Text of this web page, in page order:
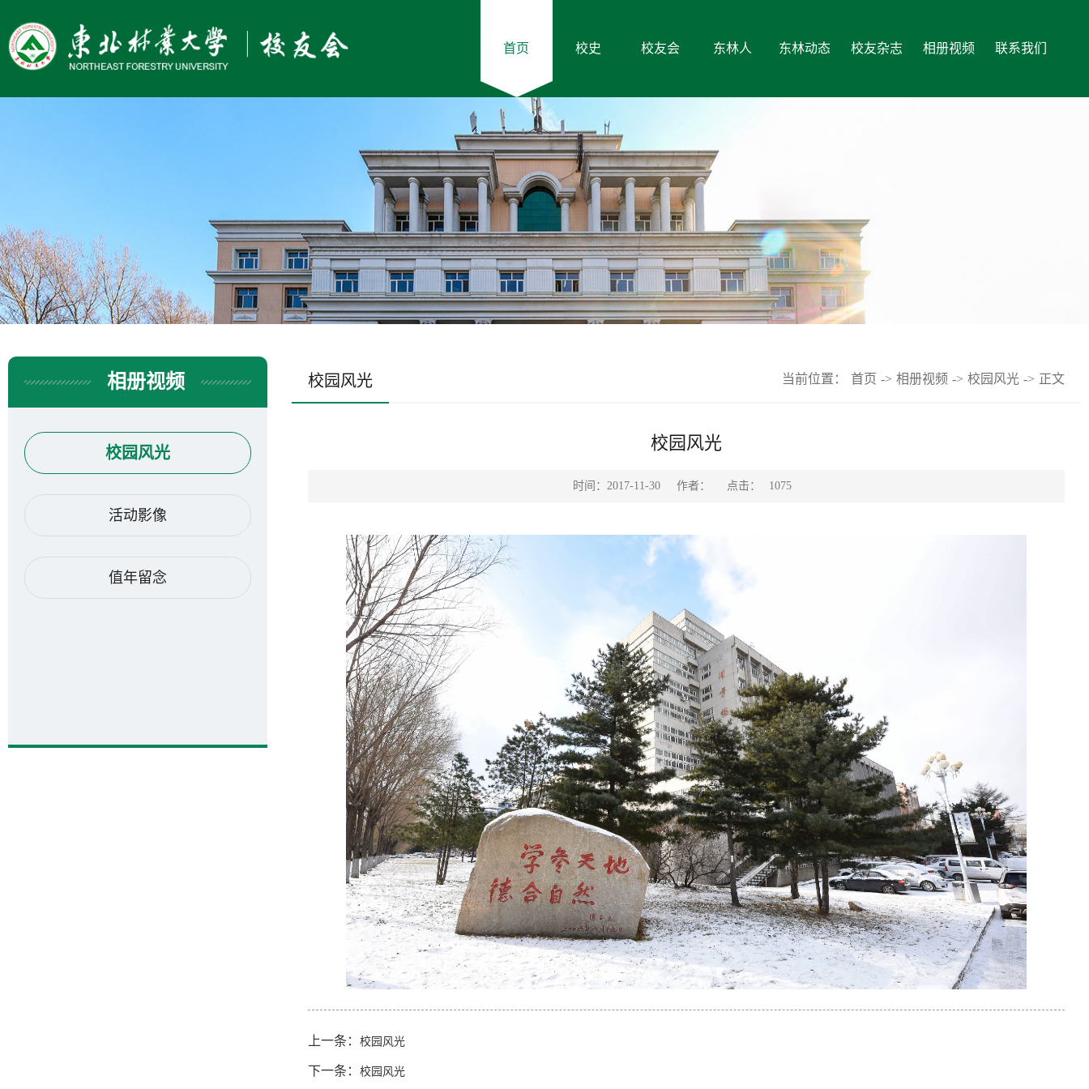
首页 校史 校友会 东林人 东林动态 校友杂志 相册视频 联系我们
相册视频
校园风光
活动影像
值年留念
校园风光 当前位置： 首页 -> 相册视频 -> 校园风光 -> 正文
校园风光
时间：2017-11-30 作者： 点击： 1075
上一条： 校园风光
下一条： 校园风光